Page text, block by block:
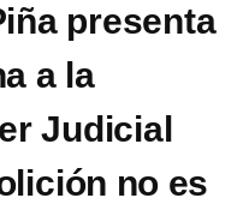
presenta
a la
Judicial
no es